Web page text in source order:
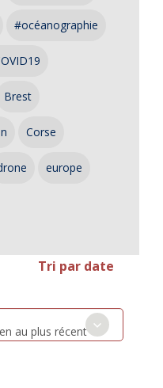
#océanographie
Brest
Corse
europe
Tri par date
au plus récent